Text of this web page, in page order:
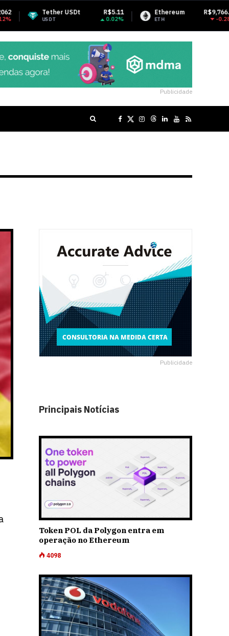
R$5.11
0.02%
Ethereum R$9,766.39
-0.28%
BNB
Publicidade
Publicidade
Principais Notícias
Token POL da Polygon entra em
operação no Ethereum
4098